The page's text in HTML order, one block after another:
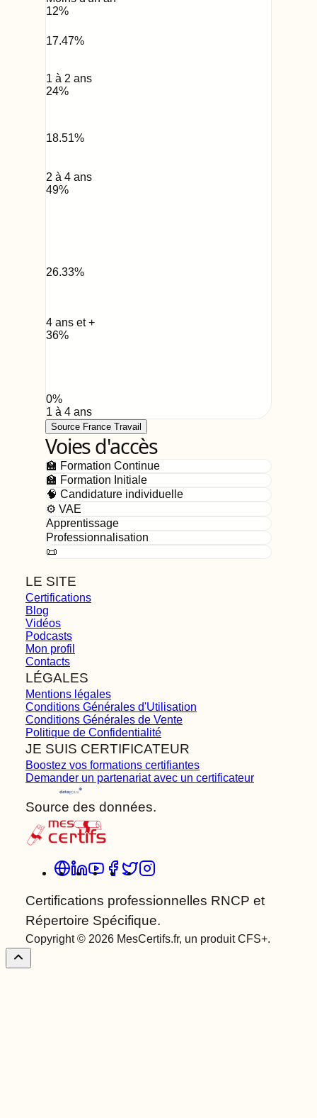
12%
17.47%
1 à 2 ans
24%
18.51%
2 à 4 ans
49%
26.33%
4 ans et +
36%
0%
1 à 4 ans
Source France Travail
Voies d'accès
🏫 Formation Continue
🏫 Formation Initiale
🧠 Candidature individuelle
⚙️ VAE
Apprentissage
Professionnalisation
📜
LE SITE
Certifications
Blog
Vidéos
Podcasts
Mon profil
Contacts
LÉGALES
Mentions légales
Conditions Générales d'Utilisation
Conditions Générales de Vente
Politique de Confidentialité
JE SUIS CERTIFICATEUR
Boostez vos formations certifiantes
Demander un partenariat avec un certificateur
Source des données.
Certifications professionnelles RNCP et
Répertoire Spécifique.
Copyright © 2026 MesCertifs.fr, un produit CFS+.